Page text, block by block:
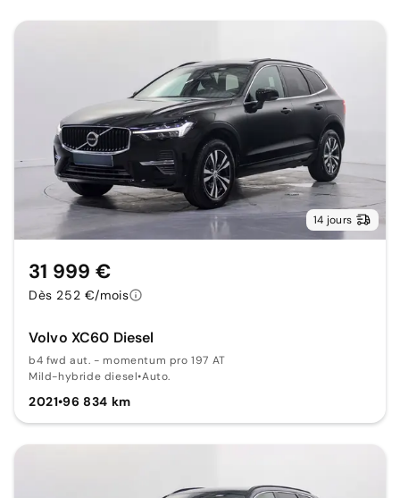
14 jours
Volvo XC60 Diesel
b4 fwd aut. - momentum pro 197 AT
Mild-hybride diesel•Auto.
2021•96 834 km
31 999 €
Dès 252 €/mois